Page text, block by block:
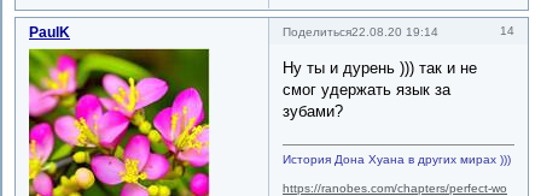
Поделиться 14
22.08.20 19:14
PaulK
Ну ты и дурень ))) так и не
смог удержать язык за
зубами?
История Дона Хуана в других мирах )))
https://ranobes.com/chapters/perfect-wo